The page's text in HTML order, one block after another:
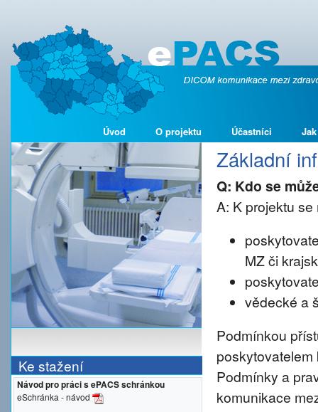
Úvod O projektu Účastníci
Ke stažení
Návod pro práci s ePACS schránkou
eSchránka - návod
Základní
Q: Kdo se
A: K projektu
MZ či
vědecké a
Podmínkou
poskytovatelem
Podmínky a
komunikace